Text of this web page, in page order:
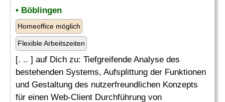
• Böblingen
Homeoffice möglich
Flexible Arbeitszeiten
[. .. ] auf Dich zu: Tiefgreifende Analyse des
bestehenden Systems, Aufsplittung der Funktionen
und Gestaltung des nutzerfreundlichen Konzepts
für einen Web-Client Durchführung von